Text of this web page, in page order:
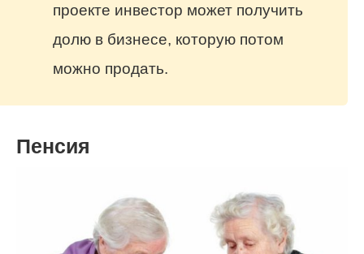
проекте инвестор может получить
долю в бизнесе, которую потом
можно продать.
Пенсия